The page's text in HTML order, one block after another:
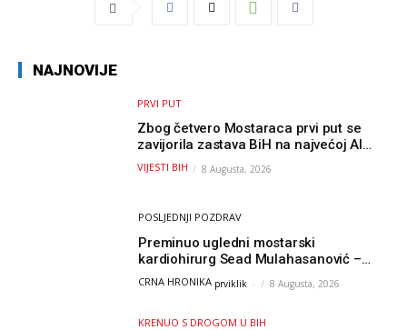
NAJNOVIJE
PRVI PUT
Zbog četvero Mostaraca prvi put se
zavijorila zastava BiH na najvećoj AI
olimpijadi, a sada je njihov mentor
postao član komiteta Međunarodne
VIJESTI BIH 8 Augusta, 2026
POSLJEDNJI POZDRAV
Preminuo ugledni mostarski
kardiohirurg Sead Mulahasanović –
kolege uputile emotivnu oproštajnu
CRNA HRONIKA prviklik - 8 Augusta, 2026
KRENUO S DROGOM U BIH